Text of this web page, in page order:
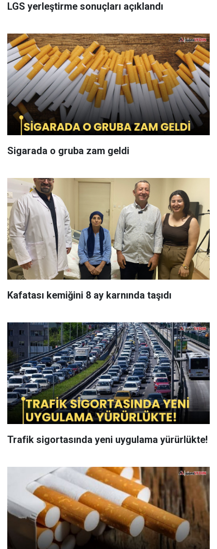
LGS yerleştirme sonuçları açıklandı
Sigarada o gruba zam geldi
Kafatası kemiğini 8 ay karnında taşıdı
Trafik sigortasında yeni uygulama yürürlükte!